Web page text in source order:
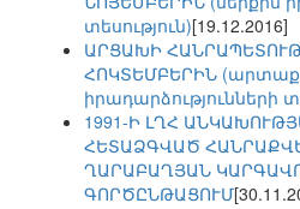
տեսություն)[19.12.2016]
ԱՐՑԱԽԻ
ՀՈԿՏԵՄԲԵՐԻՆ
իրադարձությունների
1991-Ի ԼՂՀ
ՀԵՏԱՁԳՎԱԾ
ՂԱՐԱԲԱՂՅԱՆ
ԳՈՐԾԸՆԹԱՑՈՒՄ